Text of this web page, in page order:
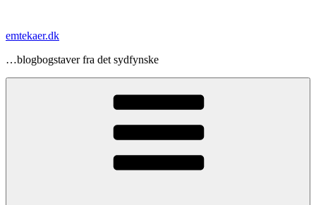
indhold
emtekaer.dk
…blogbogstaver fra det sydfynske